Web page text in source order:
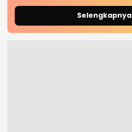
Selengkapnya